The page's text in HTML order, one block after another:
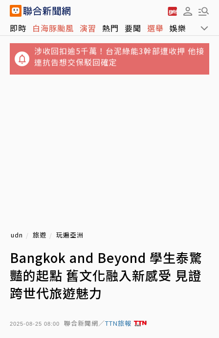
即時 白海豚颱風 演習 熱門 要聞 選舉 娛樂 運動
連抗告想交保駁回確定
4坪屋髒亂慘不忍睹！澎湖8童遭棄養 6童健康
狀況曝光
udn 旅遊 玩遍亞洲
Bangkok and Beyond 學生泰驚
豔的起點 舊文化融入新感受 見證
跨世代旅遊魅力
2025-08-25 08:00 聯合新聞網／TTN旅報